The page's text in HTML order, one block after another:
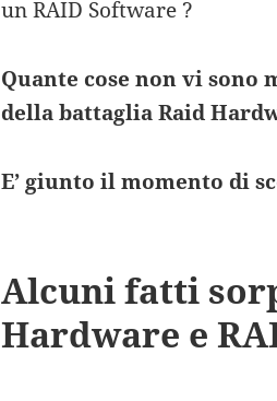
un RAID Software ?
Quante cose non vi
della battaglia Raid
E’ giunto il momento di
Alcuni fatti
Hardware e